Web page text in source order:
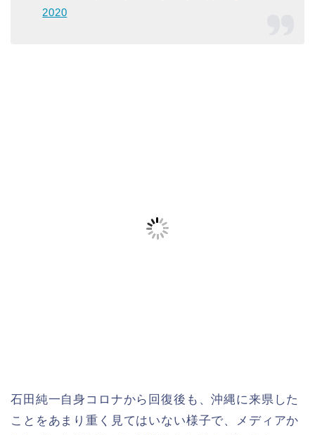
2020
石田純一自身コロナから回復後も、沖縄に来県した
ことをあまり重く見てはいない様子で、メディアか